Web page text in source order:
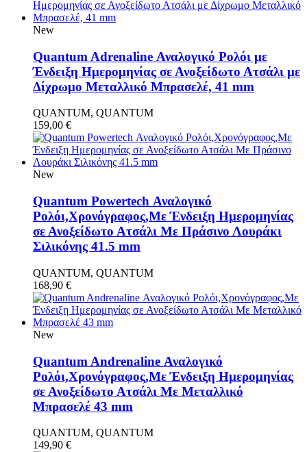
New
Quantum Adrenaline Αναλογικό Ρολόι με
Ένδειξη Ημερομηνίας σε Ανοξείδωτο Ατσάλι με
Δίχρωμο Μεταλλικό Μπρασελέ, 41 mm
QUANTUM, QUANTUM
159,00 €
New
Quantum Powertech Αναλογικό
Ρολόι,Χρονόγραφος,Με Ένδειξη Ημερομηνίας
σε Ανοξείδωτο Ατσάλι Με Πράσινο Λουράκι
Σιλικόνης 41.5 mm
QUANTUM, QUANTUM
168,90 €
New
Quantum Andrenaline Αναλογικό
Ρολόι,Χρονόγραφος,Με Ένδειξη Ημερομηνίας
σε Ανοξείδωτο Ατσάλι Με Μεταλλικό
Μπρασελέ 43 mm
QUANTUM, QUANTUM
149,90 €